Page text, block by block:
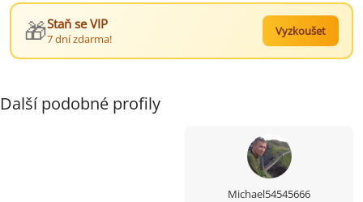
🎁Staň se VIP
7 dní zdarma!
Vyzkoušet
Další podobné profily
Michael54545666